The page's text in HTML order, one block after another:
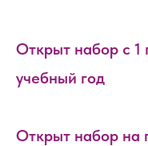
Открыт набор с 1
учебный год
Открыт набор на